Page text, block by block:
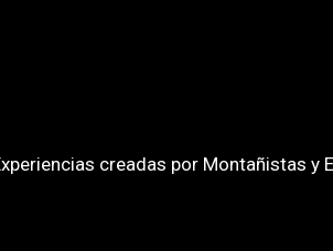
creadas por Montañistas